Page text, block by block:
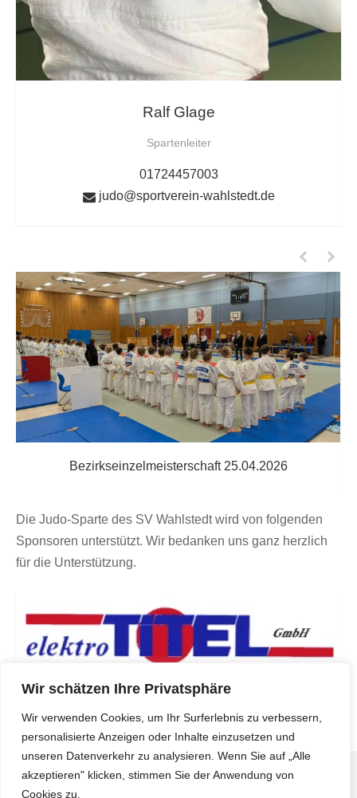
Wir schätzen Ihre Privatsphäre
Wir verwenden Cookies, um Ihr Surferlebnis zu verbessern,
personalisierte Anzeigen oder Inhalte einzusetzen und
unseren Datenverkehr zu analysieren. Wenn Sie auf „Alle
akzeptieren" klicken, stimmen Sie der Anwendung von
Cookies zu.
Ralf Glage
Spartenleiter
01724457003
judo@sportverein-wahlstedt.de
Bezirkseinzelmeisterschaft 25.04.2026
Die Judo-Sparte des SV Wahlstedt wird von folgenden
Sponsoren unterstützt. Wir bedanken uns ganz herzlich
für die Unterstützung.
Elektro Titel
Copyright © 2026Sportverein Wahlstedt- powered by